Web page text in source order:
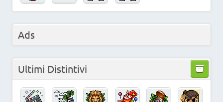
Ads
Ultimi Distintivi